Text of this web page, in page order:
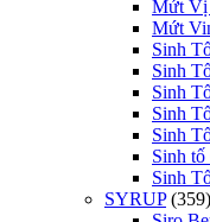
Mứt Vị
Mứt
Sinh
Sinh
Sinh
Sinh
Sinh
Sinh tố
Sinh
SYRUP (359)